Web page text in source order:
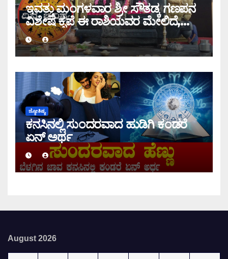
ಇವತ್ತು ಮಂಗಳವಾರ ಶ್ರೀ ಸೌತಡ್ಕ ಗಣಪನ
ವಿಶೇಷ ಕೃಪೆ ಈ ರಾಶಿಯವರ ಮೇಲಿದೆ,
ಇಂದಿನ ರಾಶಿ ಭವಿಷ್ಯ ತಿಳಿಯಿರಿ
ಜ್ಯೋತಿಷ್ಯ
ಕನಸಿನಲ್ಲಿ ಸುಂದರವಾದ ಹುಡಿಗಿ ಕಂಡರೆ
ಏನ್ ಅರ್ಥ
August 2026